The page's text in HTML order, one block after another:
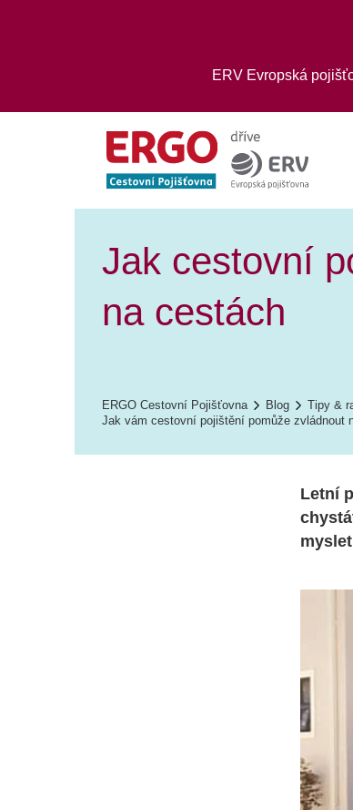
ERV Evropská
Jak cestovní
na cestách
ERGO Cestovní Pojišťovna Blog Tipy &
Jak vám cestovní pojištění pomůže zvládnout
Letní